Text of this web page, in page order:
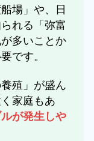
場」や、日
れる「弥富
多いことか
です。
殖」が盛ん
家庭もあ
が発生しや